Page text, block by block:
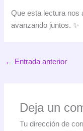
Que esta lectura nos
avanzando juntos. ✨
← Entrada anterior
Deja un
Tu dirección de